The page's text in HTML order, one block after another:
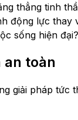
thẳng tinh
động lực thay
sống hiện đại?
an toàn
giải pháp tức